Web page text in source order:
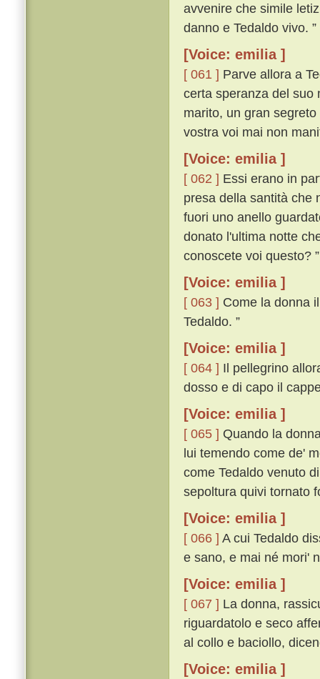
avvenire che simile
danno e Tedaldo vivo. ”
[Voice: emilia ]
[ 061 ] Parve allora a
certa speranza del suo
marito, un gran
vostra voi mai non
[Voice: emilia ]
[ 062 ] Essi erano in
presa della santità che
fuori uno anello
donato l'ultima notte
conoscete voi questo? ”
[Voice: emilia ]
[ 063 ] Come la donna
Tedaldo. ”
[Voice: emilia ]
[ 064 ] Il pellegrino
dosso e di capo il
[Voice: emilia ]
[ 065 ] Quando la
lui temendo come de'
come Tedaldo venuto
sepoltura quivi tornato
[Voice: emilia ]
[ 066 ] A cui Tedaldo
e sano, e mai né mori'
[Voice: emilia ]
[ 067 ] La donna,
riguardatolo e seco
al collo e baciollo,
[Voice: emilia ]